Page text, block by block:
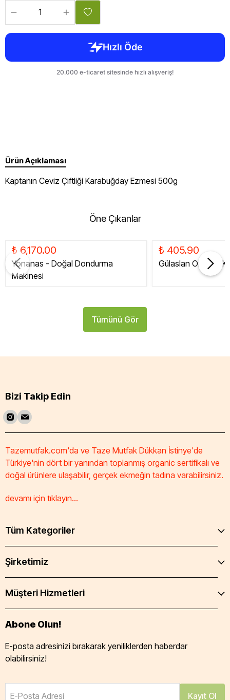
Ürün Açıklaması
Kaptanın Ceviz Çiftliği Karabuğday Ezmesi 500g
Öne Çıkanlar
₺ 6,170.00
Yonanas - Doğal Dondurma
Makinesi
₺ 405.90
Gülaslan Organik
Tümünü Gör
Bizi Takip Edin
Tazemutfak.com'da ve Taze Mutfak Dükkan İstinye'de
Türkiye'nin dört bir yanından toplanmış organic sertifikalı ve
doğal ürünlere ulaşabilir, gerçek ekmeğin tadına varabilirsiniz.
devamı için tıklayın...
Tüm Kategoriler
Şirketimiz
Müşteri Hizmetleri
Abone Olun!
E-posta adresinizi bırakarak yeniliklerden haberdar
olabilirsiniz!
E-Posta Adresi Kayıt Ol